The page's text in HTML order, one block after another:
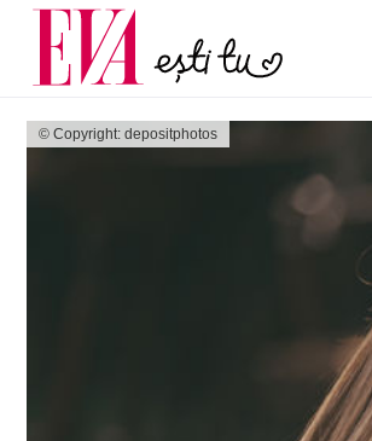
© Copyright: depositphotos
Carieră
Actualitate